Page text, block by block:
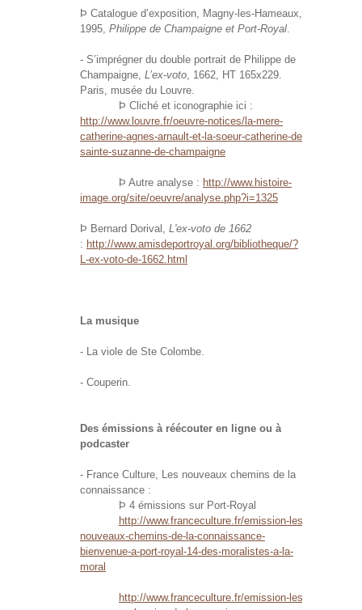
Þ Catalogue d’exposition, Magny-les-Hameaux,
1995, Philippe de Champaigne et Port-Royal.
- S’imprégner du double portrait de Philippe de
Champaigne, L’ex-voto, 1662, HT 165x229.
Paris, musée du Louvre.
Þ Cliché et iconographie ici :
http://www.louvre.fr/oeuvre-notices/la-mere-
catherine-agnes-arnault-et-la-soeur-catherine-de-
sainte-suzanne-de-champaigne
Þ Autre analyse : http://www.histoire-
image.org/site/oeuvre/analyse.php?i=1325
Þ Bernard Dorival, L'ex-voto de 1662
: http://www.amisdeportroyal.org/bibliotheque/?
L-ex-voto-de-1662.html
La musique
- La viole de Ste Colombe.
- Couperin.
Des émissions à réécouter en ligne ou à
podcaster
- France Culture, Les nouveaux chemins de la
connaissance :
Þ 4 émissions sur Port-Royal
http://www.franceculture.fr/emission-les-
nouveaux-chemins-de-la-connaissance-
bienvenue-a-port-royal-14-des-moralistes-a-la-
moral
http://www.franceculture.fr/emission-les-